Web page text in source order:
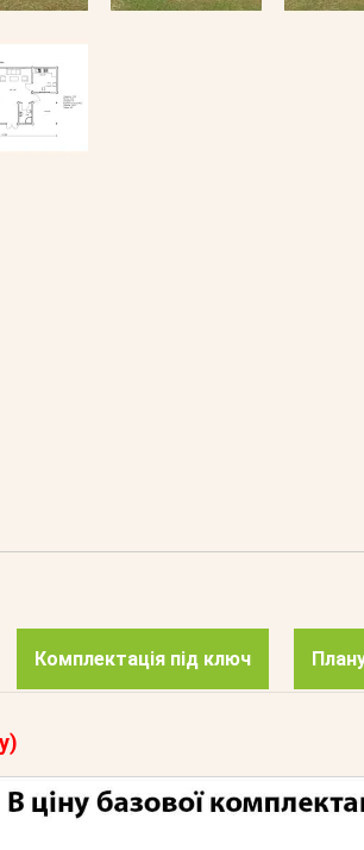
Комплектація під ключ